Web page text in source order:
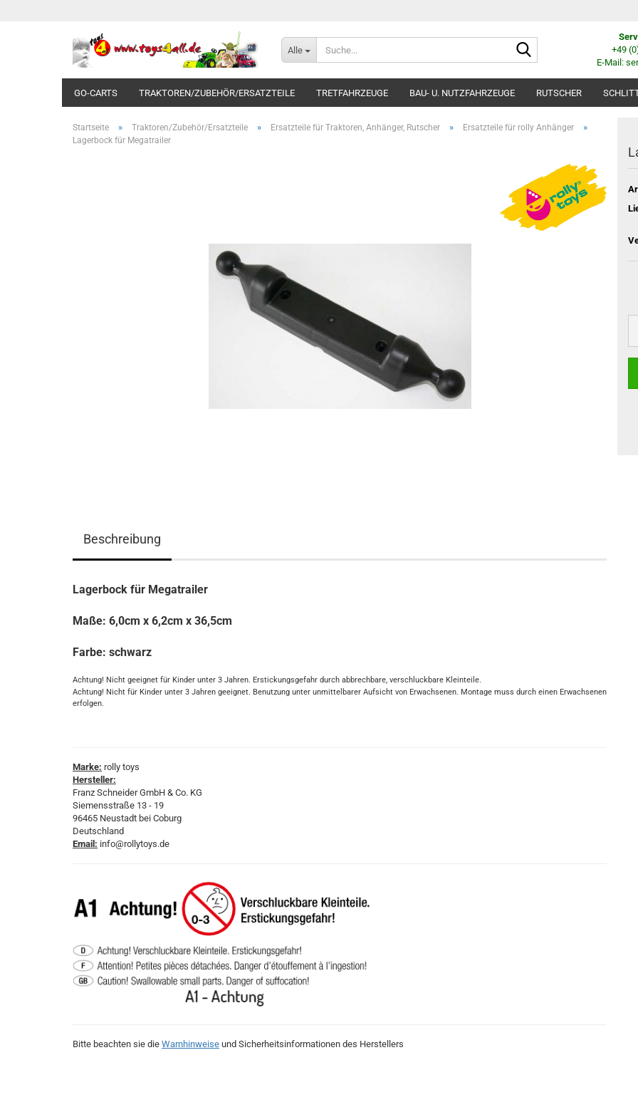
Alle
+49
E-Mail:
GO-CARTS TRAKTOREN/ZUBEHÖR/ERSATZTEILE TRETFAHRZEUGE BAU- U. NUTZFAHRZEUGE RUTSCHER
Startseite » Traktoren/Zubehör/Ersatzteile » Ersatzteile für Traktoren, Anhänger, Rutscher » Ersatzteile für rolly Anhänger »
Lagerbock für Megatrailer
Beschreibung
Lagerbock für Megatrailer
Maße: 6,0cm x 6,2cm x 36,5cm
Farbe: schwarz
Achtung! Nicht geeignet für Kinder unter 3 Jahren. Erstickungsgefahr durch abbrechbare, verschluckbare Kleinteile.
Achtung! Nicht für Kinder unter 3 Jahren geeignet. Benutzung unter unmittelbarer Aufsicht von Erwachsenen. Montage muss durch einen Erwachsenen
erfolgen.
Marke: rolly toys
Hersteller:
Franz Schneider GmbH & Co. KG
Siemensstraße 13 - 19
96465 Neustadt bei Coburg
Deutschland
Email: info@rollytoys.de
Bitte beachten sie die Warnhinweise und Sicherheitsinformationen des Herstellers